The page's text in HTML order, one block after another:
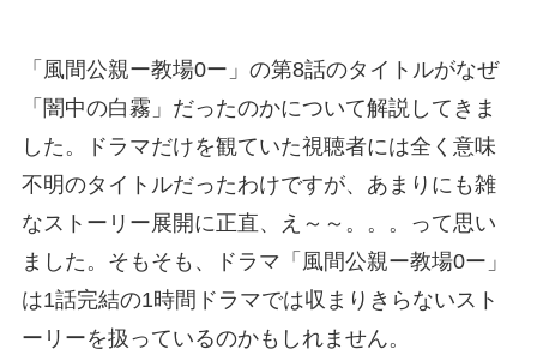
「風間公親ー教場0ー」の第8話のタイトルがなぜ
「闇中の白霧」だったのかについて解説してきま
した。ドラマだけを観ていた視聴者には全く意味
不明のタイトルだったわけですが、あまりにも雑
なストーリー展開に正直、え～～。。。って思い
ました。そもそも、ドラマ「風間公親ー教場0ー」
は1話完結の1時間ドラマでは収まりきらないスト
ーリーを扱っているのかもしれません。